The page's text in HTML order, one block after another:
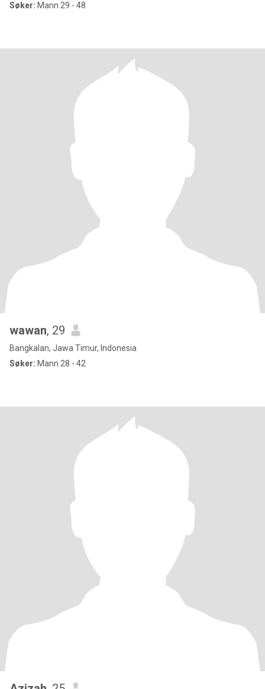
Søker: Mann 29 - 48
wawan, 29
Bangkalan, Jawa Timur, Indonesia
Søker: Mann 28 - 42